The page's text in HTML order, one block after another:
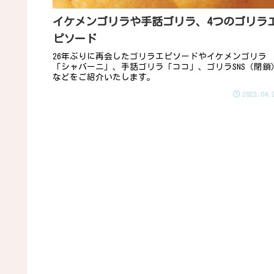
イケメンゴリラや手話ゴリラ、4つのゴリラ
ピソード
26年ぶりに再会したゴリラエピソードやイケメンゴリラ
「シャバーニ」、手話ゴリラ「ココ」、ゴリラSNS（閉鎖
などをご紹介いたします。